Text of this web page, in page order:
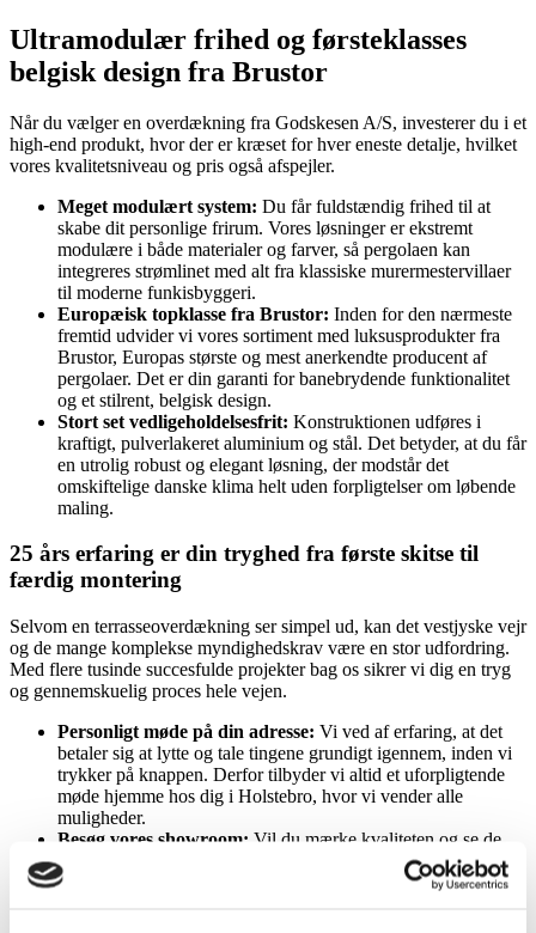
Ultramodulær frihed og førsteklasses
belgisk design fra Brustor
Når du vælger en overdækning fra Godskesen A/S, investerer du i et
high-end produkt, hvor der er kræset for hver eneste detalje, hvilket
vores kvalitetsniveau og pris også afspejler.
Meget modulært system: Du får fuldstændig frihed til at
skabe dit personlige frirum. Vores løsninger er ekstremt
modulære i både materialer og farver, så pergolaen kan
integreres strømlinet med alt fra klassiske murermestervillaer
til moderne funkisbyggeri.
Europæisk topklasse fra Brustor: Inden for den nærmeste
fremtid udvider vi vores sortiment med luksusprodukter fra
Brustor, Europas største og mest anerkendte producent af
pergolaer. Det er din garanti for banebrydende funktionalitet
og et stilrent, belgisk design.
Stort set vedligeholdelsesfrit: Konstruktionen udføres i
kraftigt, pulverlakeret aluminium og stål. Det betyder, at du får
en utrolig robust og elegant løsning, der modstår det
omskiftelige danske klima helt uden forpligtelser om løbende
maling.
25 års erfaring er din tryghed fra første skitse til
færdig montering
Selvom en terrasseoverdækning ser simpel ud, kan det vestjyske vejr
og de mange komplekse myndighedskrav være en stor udfordring.
Med flere tusinde succesfulde projekter bag os sikrer vi dig en tryg
og gennemskuelig proces hele vejen.
Personligt møde på din adresse: Vi ved af erfaring, at det
betaler sig at lytte og tale tingene grundigt igennem, inden vi
trykker på knappen. Derfor tilbyder vi altid et uforpligtende
møde hjemme hos dig i Holstebro, hvor vi vender alle
muligheder.
Besøg vores showroom: Vil du mærke kvaliteten og se de
mange smarte funktioner med dine egne øjne? Vores store
showroom i Kjellerup står altid klar til at tage imod dig til en